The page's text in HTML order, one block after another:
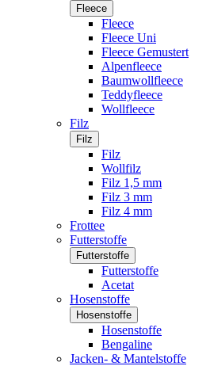
Fleece
Fleece
Fleece Uni
Fleece Gemustert
Alpenfleece
Baumwollfleece
Teddyfleece
Wollfleece
Filz
Filz
Filz
Wollfilz
Filz 1,5 mm
Filz 3 mm
Filz 4 mm
Frottee
Futterstoffe
Futterstoffe
Futterstoffe
Acetat
Hosenstoffe
Hosenstoffe
Hosenstoffe
Bengaline
Jacken- & Mantelstoffe